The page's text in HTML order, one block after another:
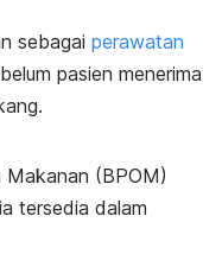
sebagai perawatan
pasien menerima
(BPOM)
tersedia dalam